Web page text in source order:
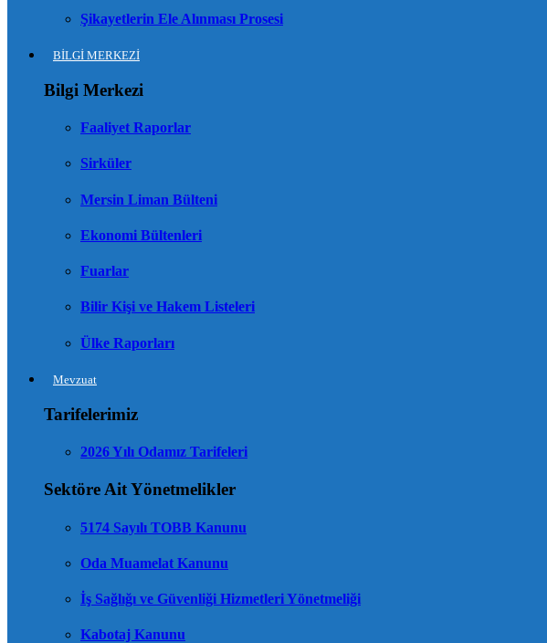
Şikayetlerin Ele Alınması Prosesi
BİLGİ MERKEZİ
Bilgi Merkezi
Faaliyet Raporlar
Sirküler
Mersin Liman Bülteni
Ekonomi Bültenleri
Fuarlar
Bilir Kişi ve Hakem Listeleri
Ülke Raporları
Mevzuat
Tarifelerimiz
2026 Yılı Odamız Tarifeleri
Sektöre Ait Yönetmelikler
5174 Sayılı TOBB Kanunu
Oda Muamelat Kanunu
İş Sağlığı ve Güvenliği Hizmetleri Yönetmeliği
Kabotaj Kanunu